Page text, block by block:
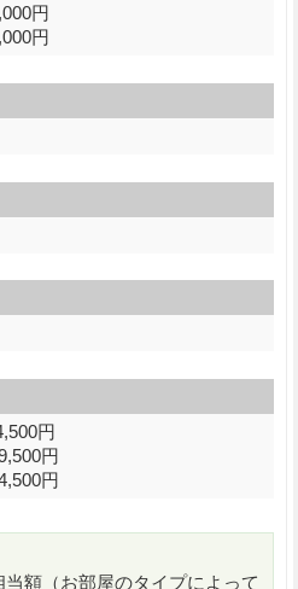
円
円
円
円
円
額（お部屋のタイプによって